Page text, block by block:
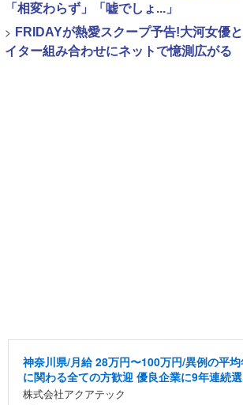
「相変わらず」「嘘でしょ...」
> FRIDAYが熱愛スクープ予告!大河女優
イター組み合わせにネットで憶測広がる
神奈川県/月給 28万円〜100万円/異例の平
に関わる全ての方歓迎 優良企業に9年連続
株式会社アクアテック